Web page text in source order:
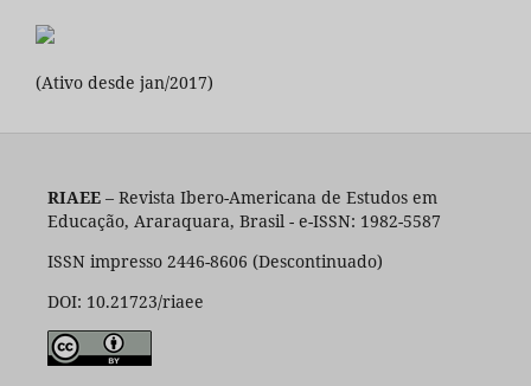
(Ativo desde jan/2017)
RIAEE– Revista Ibero-Americana de Estudos em
Educação, Araraquara, Brasil - e-ISSN: 1982-5587
ISSN impresso 2446-8606 (Descontinuado)
DOI: 10.21723/riaee